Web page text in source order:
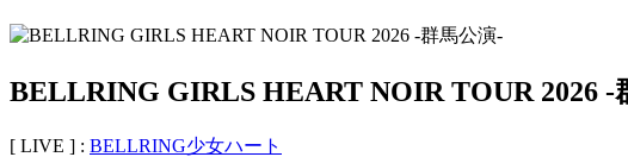
BELLRING GIRLS HEART NOIR TOUR 2026 -
[ LIVE ] : BELLRING少女ハート